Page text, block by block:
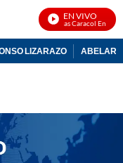
EN VIVO
Noticias Caracol En Vivo
LIZARAZO